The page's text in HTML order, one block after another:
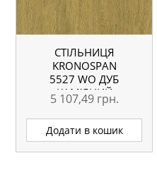
СТІЛЬНИЦЯ
KRONOSPAN
5527 WO ДУБ
КАМ’ЯНИЙ
4100X600X38 ММ
ВОЛОГОСТІЙКА
5 107,49 грн.
Додати в кошик